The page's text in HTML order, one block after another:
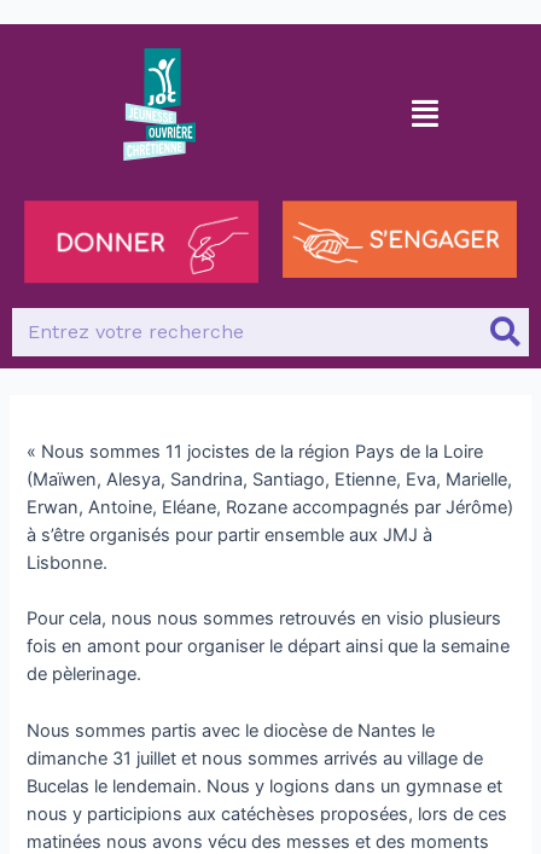
« Nous sommes 11 jocistes de la région Pays de la Loire
(Maïwen, Alesya, Sandrina, Santiago, Etienne, Eva, Marielle,
Erwan, Antoine, Eléane, Rozane accompagnés par Jérôme)
à s’être organisés pour partir ensemble aux JMJ à
Lisbonne.
Pour cela, nous nous sommes retrouvés en visio plusieurs
fois en amont pour organiser le départ ainsi que la semaine
de pèlerinage.
Nous sommes partis avec le diocèse de Nantes le
dimanche 31 juillet et nous sommes arrivés au village de
Bucelas le lendemain. Nous y logions dans un gymnase et
nous y participions aux catéchèses proposées, lors de ces
matinées nous avons vécu des messes et des moments